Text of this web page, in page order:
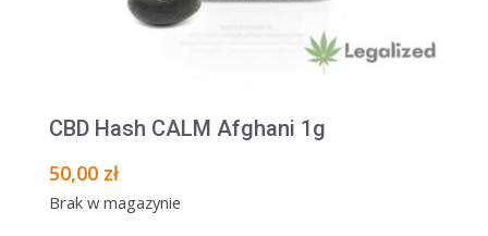
CBD Hash CALM Afghani 1g
50,00 zł
Brak w magazynie